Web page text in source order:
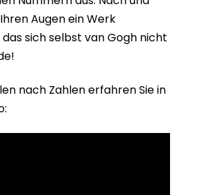
Augen ein Werk
sich selbst van Gogh nicht
nach Zahlen erfahren Sie in